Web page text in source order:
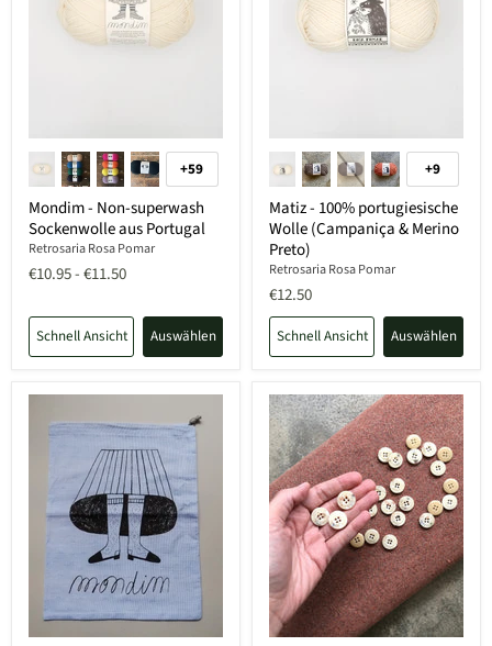
+59
Mondim - Non-superwash
Sockenwolle aus Portugal
Retrosaria Rosa Pomar
€10.95-€11.50
Schnell Ansicht Auswählen
+9
Matiz - 100% portugiesische
Wolle (Campaniça & Merino
Preto)
Retrosaria Rosa Pomar
€12.50
Schnell Ansicht Auswählen